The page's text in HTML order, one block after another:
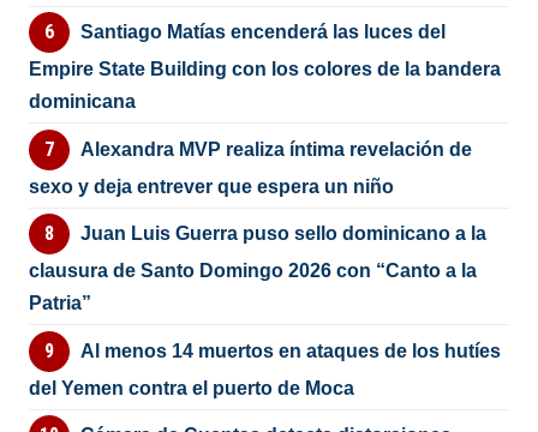
Santiago Matías encenderá las luces del
Empire State Building con los colores de la bandera
dominicana
Alexandra MVP realiza íntima revelación de
sexo y deja entrever que espera un niño
Juan Luis Guerra puso sello dominicano a la
clausura de Santo Domingo 2026 con “Canto a la
Patria”
Al menos 14 muertos en ataques de los hutíes
del Yemen contra el puerto de Moca